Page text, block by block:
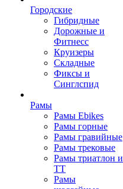
Городские
Гибридные
Дорожные и
Фитнесс
Круизеры
Складные
Фиксы и
Синглспид
Рамы
Рамы Ebikes
Рамы горные
Рамы гравийные
Рамы трековые
Рамы триатлон и
ТТ
Рамы